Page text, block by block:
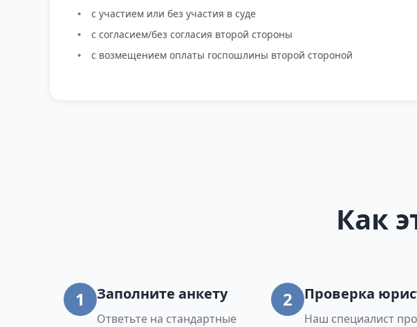
с участием или без участия в суде
с согласием/без согласия второй стороны
с возмещением оплаты госпошлины второй стороной
Как
1 Заполните анкету
Ответьте на стандартные
2 Проверка
Наш специалист